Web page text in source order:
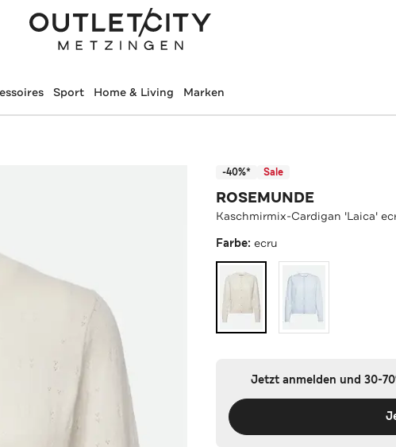
Sport Home & Living Marken
-40%* Sale
ROSEMUNDE
Kaschmirmix-Cardigan 'Laica'
Farbe:ecru
Jetzt anmelden und 30-